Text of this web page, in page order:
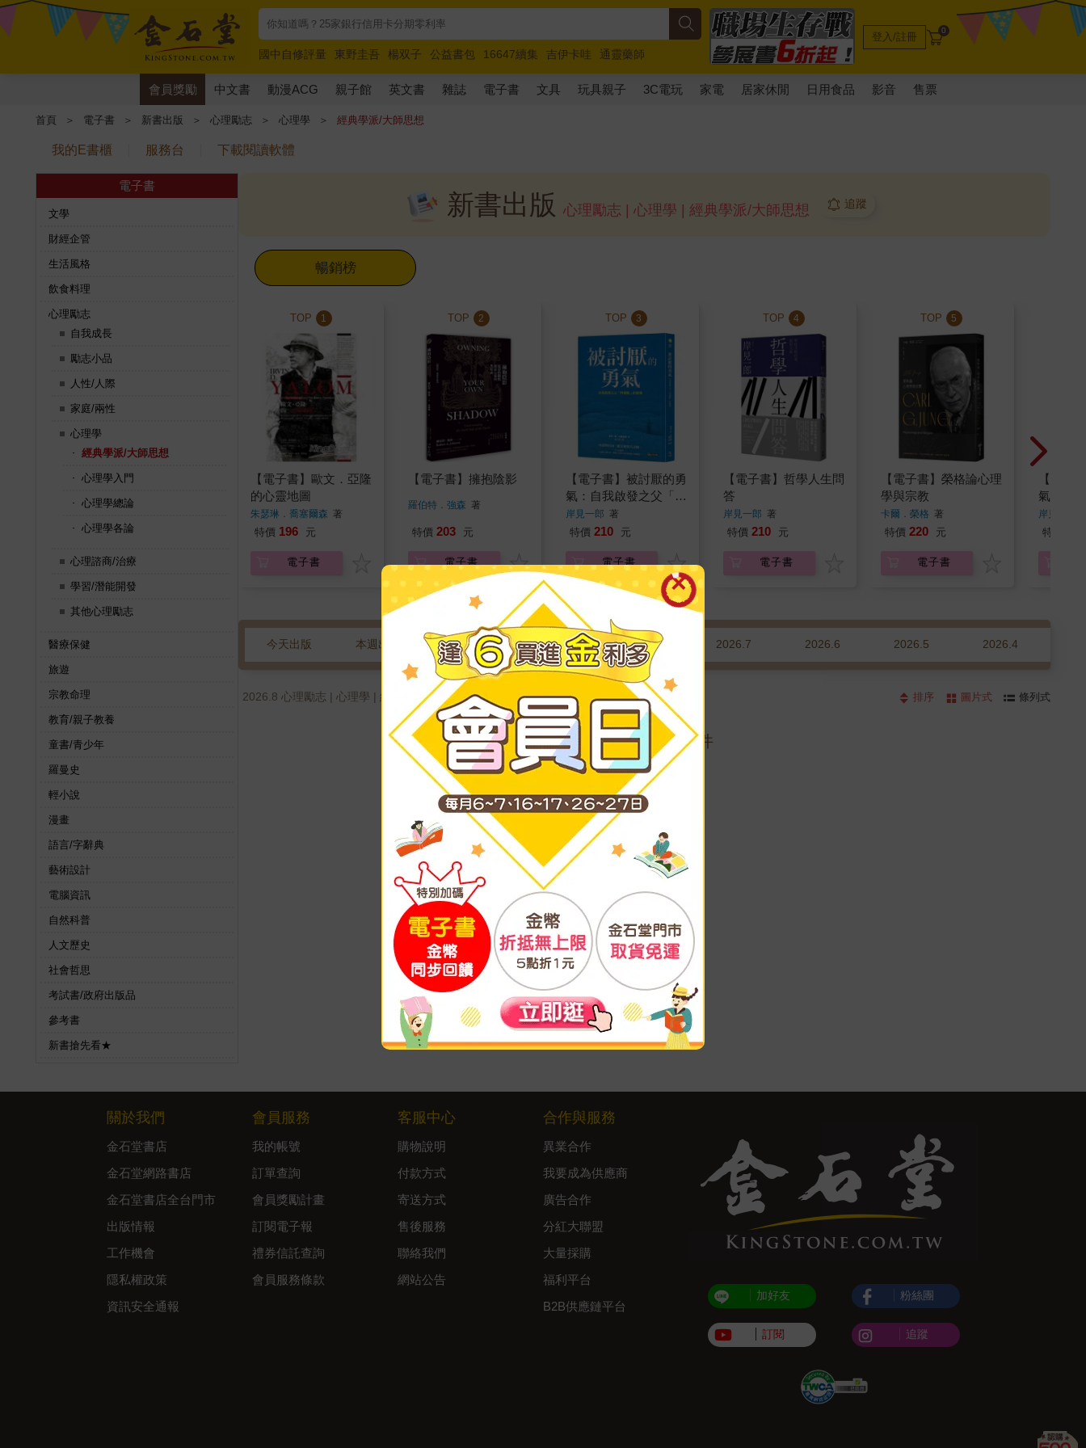
國中自修評量 東野圭吾 楊双子 公益書包 16647續集 吉伊卡哇
通靈藥師
唯紅花綻放
奧德賽 路邊攤新作 馬斯克 玩具總動員5 超慢跑
登入/註冊 0
會員獎勵 中文書 動漫ACG 親子館 英文書 雜誌 電子書 文具 玩具親子 3C電玩 家電 居家休閒 日用食品 影音 售票
首頁 ＞ 電子書 ＞ 新書出版 ＞ 心理勵志 ＞ 心理學 ＞ 經典學派/大師思想
我的E書櫃 服務台 下載閱讀軟體
電子書
文學
財經企管
生活風格
飲食料理
心理勵志
自我成長
勵志小品
人性/人際
家庭/兩性
心理學
經典學派/大師思想
心理學入門
心理學總論
心理學各論
心理諮商/治療
學習/潛能開發
其他心理勵志
醫療保健
旅遊
宗教命理
教育/親子教養
童書/青少年
羅曼史
輕小說
漫畫
語言/字辭典
藝術設計
電腦資訊
自然科普
人文歷史
社會哲思
考試書/政府出版品
參考書
新書搶先看★
新書出版 心理勵志 | 心理學 | 經典學派/大師思想 追蹤
暢銷榜
TOP 1
【電子書】歐文．亞隆
的心靈地圖
朱瑟琳．喬塞爾森 著
特價 196 元
電子書
TOP 2
【電子書】擁抱陰影
羅伯特．強森 著
特價 203 元
電子書
TOP 3
【電子書】被討厭的勇
氣：自我啟發之父「阿
德勒」的教導
岸見一郎 著
特價 210 元
電子書
TOP 4
【電子書】哲學人生問
答
岸見一郎 著
特價 210 元
電子書
TOP 5
【電子書】榮格論心理
學與宗教
卡爾．榮格 著
特價 220 元
電子書
【電子
氣 二部
生幸福
岸見一郎
特價
今天出版 本週出版 下週出版 前一週出版 2026.8 2026.7 2026.6 2026.5 2026.4
2026.8 心理勵志 | 心理學 | 經典學派/大師思想 | 出版日新→舊 排序 圖片式 條列式
沒有商品符合條件
關於我們
金石堂書店
金石堂網路書店
金石堂書店全台門市
出版情報
工作機會
隱私權政策
資訊安全通報
會員服務
我的帳號
訂單查詢
會員獎勵計畫
訂閱電子報
禮券信託查詢
會員服務條款
客服中心
購物說明
付款方式
寄送方式
售後服務
聯絡我們
網站公告
合作與服務
異業合作
我要成為供應商
廣告合作
分紅大聯盟
大量採購
福利平台
B2B供應鏈平台
加好友
訂閱
粉絲團
追蹤